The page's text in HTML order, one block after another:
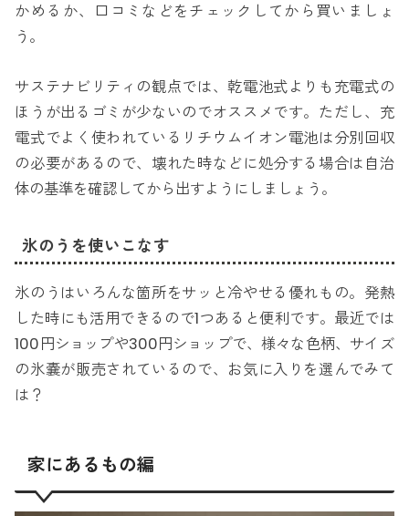
かめるか、口コミなどをチェックしてから買いましょ
う。
サステナビリティの観点では、乾電池式よりも充電式の
ほうが出るゴミが少ないのでオススメです。ただし、充
電式でよく使われているリチウムイオン電池は分別回収
の必要があるので、壊れた時などに処分する場合は自治
体の基準を確認してから出すようにしましょう。
氷のうを使いこなす
氷のうはいろんな箇所をサッと冷やせる優れもの。発熱
した時にも活用できるので1つあると便利です。最近では
100円ショップや300円ショップで、様々な色柄、サイズ
の氷嚢が販売されているので、お気に入りを選んでみて
は？
家にあるもの編